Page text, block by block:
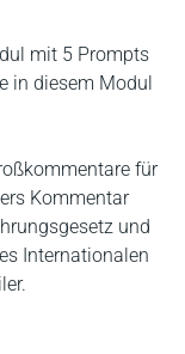
mit 5 Prompts
in diesem Modul
für
Kommentar
und
Internationalen